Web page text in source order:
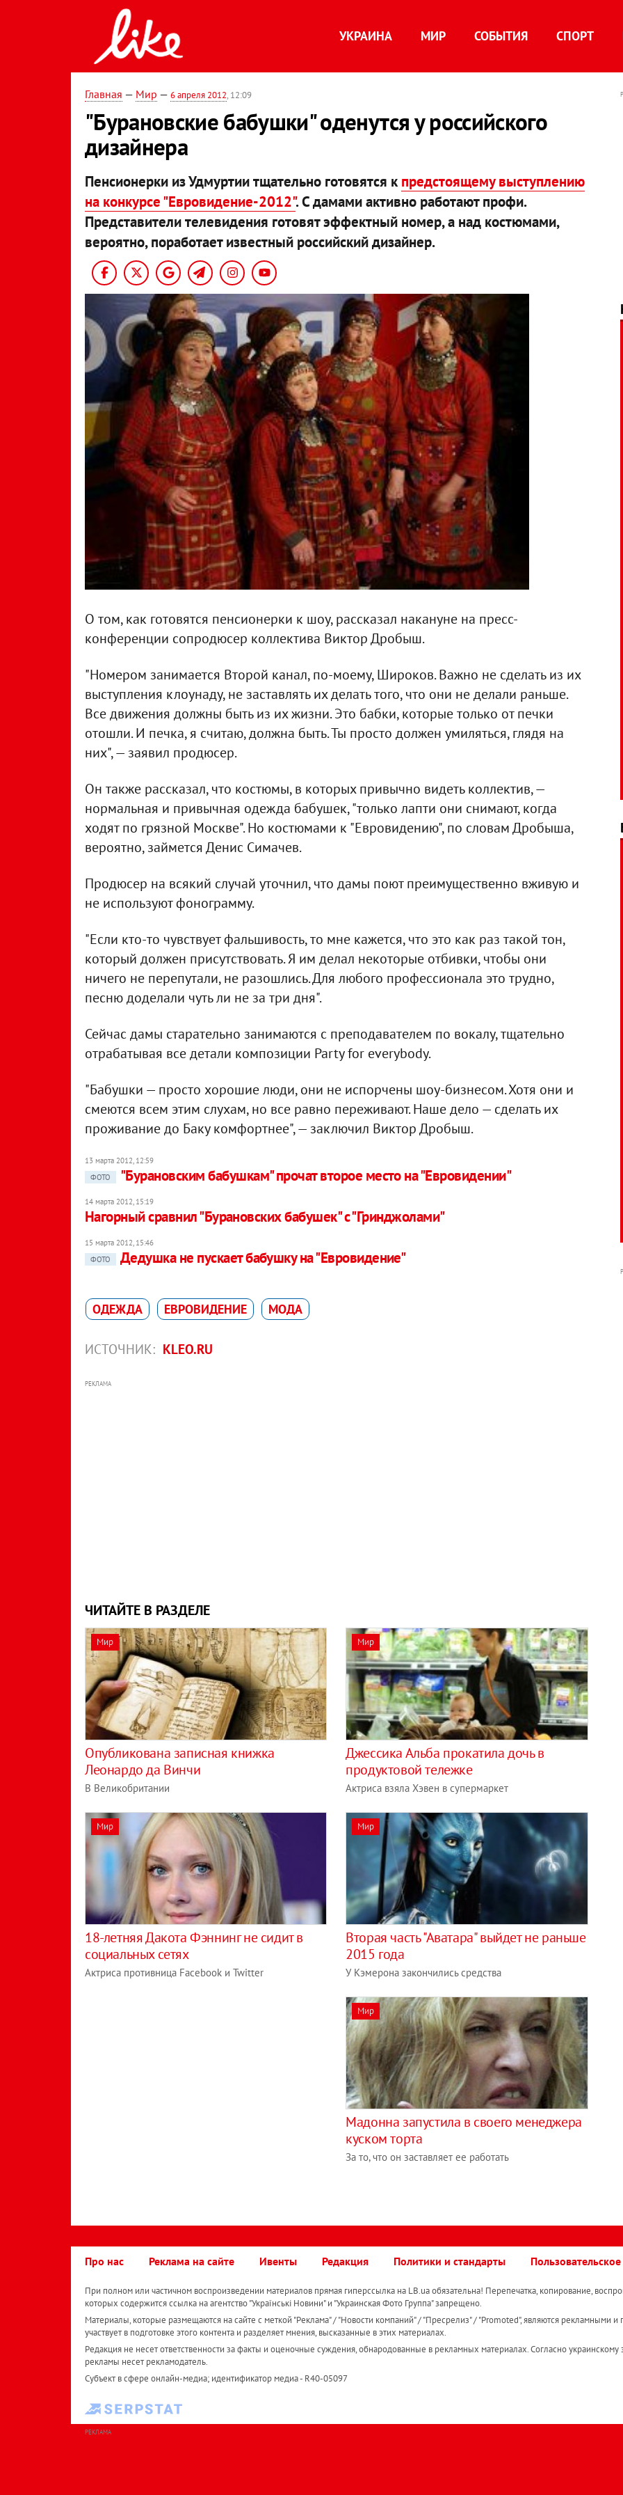
УКРАИНА МИР СОБЫТИЯ СПОРТ
Главная — Мир — 6 апреля 2012, 12:09
"Бурановские бабушки" оденутся у российского
дизайнера
Пенсионерки из Удмуртии тщательно готовятся кпредстоящему выступлению
на конкурсе "Евровидение-2012". С дамами активно работают профи.
Представители телевидения готовят эффектный номер, а над костюмами,
вероятно, поработает известный российский дизайнер.
О том, как готовятся пенсионерки к шоу, рассказал накануне на пресс-
конференции сопродюсер коллектива Виктор Дробыш.
"Номером занимается Второй канал, по-моему, Широков. Важно не сделать из их
выступления клоунаду, не заставлять их делать того, что они не делали раньше.
Все движения должны быть из их жизни. Это бабки, которые только от печки
отошли. И печка, я считаю, должна быть. Ты просто должен умиляться, глядя на
них", — заявил продюсер.
Он также рассказал, что костюмы, в которых привычно видеть коллектив, —
нормальная и привычная одежда бабушек, "только лапти они снимают, когда
ходят по грязной Москве". Но костюмами к "Евровидению", по словам Дробыша,
вероятно, займется Денис Симачев.
Продюсер на всякий случай уточнил, что дамы поют преимущественно вживую и
не используют фонограмму.
"Если кто-то чувствует фальшивость, то мне кажется, что это как раз такой тон,
который должен присутствовать. Я им делал некоторые отбивки, чтобы они
ничего не перепутали, не разошлись. Для любого профессионала это трудно,
песню доделали чуть ли не за три дня".
Сейчас дамы старательно занимаются с преподавателем по вокалу, тщательно
отрабатывая все детали композиции Party for everybody.
"Бабушки — просто хорошие люди, они не испорчены шоу-бизнесом. Хотя они и
смеются всем этим слухам, но все равно переживают. Наше дело — сделать их
проживание до Баку комфортнее", — заключил Виктор Дробыш.
13 марта 2012, 12:59
ФОТО
"Бурановским бабушкам" прочат второе место на "Евровидении"
14 марта 2012, 15:19
Нагорный сравнил "Бурановских бабушек" с "Гринджолами"
15 марта 2012, 15:46
ФОТО
Дедушка не пускает бабушку на "Евровидение"
ОДЕЖДА ЕВРОВИДЕНИЕ МОДА
ИСТОЧНИК: KLEO.RU
РЕКЛАМА
ЧИТАЙТЕ В РАЗДЕЛЕ
Мир
Опубликована записная книжка
Леонардо да Винчи
В Великобритании
Мир
Джессика Альба прокатила дочь в
продуктовой тележке
Актриса взяла Хэвен в супермаркет
Мир
18-летняя Дакота Фэннинг не сидит в
социальных сетях
Актриса противница Facebook и Twitter
Мир
Вторая часть "Аватара" выйдет не раньше
2015 года
У Кэмерона закончились средства
Мир
Мадонна запустила в своего менеджера
куском торта
За то, что он заставляет ее работать
Про нас Реклама на сайте Ивенты Редакция Политики и стандарты
При полном или частичном воспроизведении материалов прямая гиперссылка на LB.ua обязательна! Перепечатка, копирование,
которых содержится ссылка на агентство "Українськi Новини" и "Украинская Фото Группа" запрещено.
Материалы, которые размещаются на сайте с меткой "Реклама" / "Новости компаний" / "Пресрелиз" / "Promoted", являются рекламными и
участвует в подготовке этого контента и разделяет мнения, высказанные в этих материалах.
Редакция не несет ответственности за факты и оценочные суждения, обнародованные в рекламных материалах. Согласно украинскому
рекламы несет рекламодатель.
Субъект в сфере онлайн-медиа; идентификатор медиа - R40-05097
РЕКЛАМА